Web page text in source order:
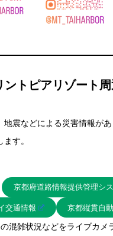
トピアリゾート周
地震などによる災害情報が
す。
京都府道路情報提供管理シ
交通情報 京都縦貫自
の混雑状況などをライブカメ